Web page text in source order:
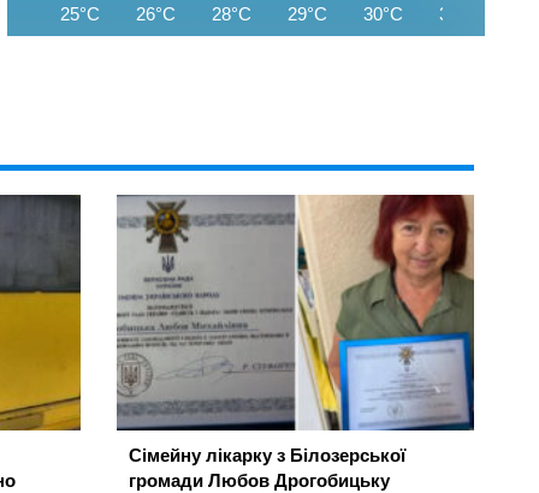
25°C 26°C 28°C 29°C 30°C 31°C
Сімейну лікарку з Білозерської
громади Любов Дрогобицьку